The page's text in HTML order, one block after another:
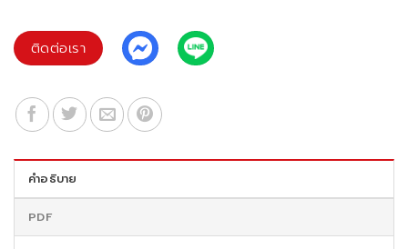
ติดต่อเรา
คำอธิบาย
PDF